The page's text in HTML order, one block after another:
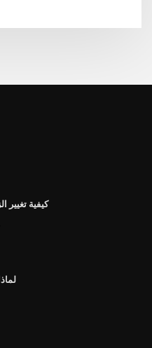
كيفية تغيير